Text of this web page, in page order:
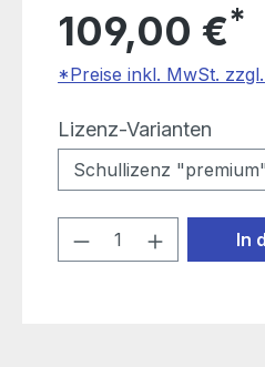
109,00 €*
*Preise inkl. MwSt.
Lizenz-Varianten
Produkt In